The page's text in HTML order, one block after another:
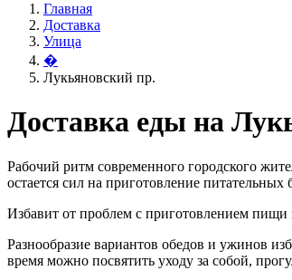
Главная
Доставка
Улица
�
Лукьяновский пр.
Доставка еды на
Рабочий ритм современного городского
остается сил на приготовление питательных
Избавит от проблем с приготовлением
Разнообразие вариантов обедов и ужинов
время можно посвятить уходу за собой,